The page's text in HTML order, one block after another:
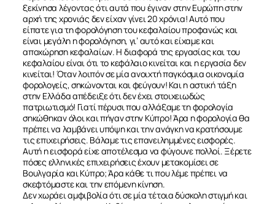
ξεκίνησα λέγοντας ότι αυτά που έγιναν στην Ευρώπη στην
αρχή της χρονιάς δεν είχαν γίνει 20 χρόνια! Αυτό που
είπατε για τη φορολόγηση του κεφαλαίου προφανώς και
είναι μεγάλη η φορολόγηση, γι’ αυτό και είχαμε και
αποχώρηση κεφαλαίων. Η διαφορά της εργασίας και του
κεφαλαίου είναι ότι το κεφάλαιο κινείται και η εργασία δεν
κινείται! Όταν λοιπόν σε μία ανοιχτή παγκόσμια οικονομία
φορολογείς, σηκώνονται και φεύγουν! Και η αστική τάξη
στην Ελλάδα απέδειξε ότι δεν έχει στοιχειωδώς
πατριωτισμό! Γιατί πέρυσι που αλλάξαμε τη φορολογία
σηκώθηκαν όλοι και πήγαν στην Κύπρο! Άρα η φορολογία θα
πρέπει να λαμβάνει υπόψη και την ανάγκη να κρατήσουμε
τις επιχειρήσεις. Βάλαμε τις επανειλημμένες εισφορές.
Αυτή η εισφορά είχε αποτέλεσμα να φύγουνε πολλοί. Ξέρετε
πόσες ελληνικές επιχειρήσεις έχουν μετακομίσει σε
Βουλγαρία και Κύπρο; Άρα κάθε τι που λέμε πρέπει να
σκεφτόμαστε και την επόμενη κίνηση.
Δεν χωράει αμφιβολία ότι σε μία τέτοια δύσκολη στιγμή και